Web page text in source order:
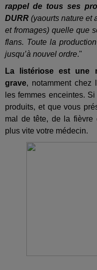
rappel de tous ses
DURR (yaourts nature et
et fromages) quelle que
flans. Toute la
jusqu’à nouvel ordre."
La listériose est une
grave, notamment chez
les femmes enceintes.
produits, et que vous
mal de tête, de la fièvre
plus vite votre médecin.